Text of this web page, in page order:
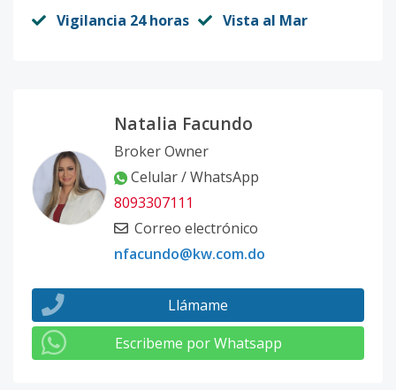
Vigilancia 24 horas Vista al Mar
Natalia Facundo
Broker Owner
Celular / WhatsApp
8093307111
Correo electrónico
nfacundo@kw.com.do
Llámame
Escribeme por Whatsapp